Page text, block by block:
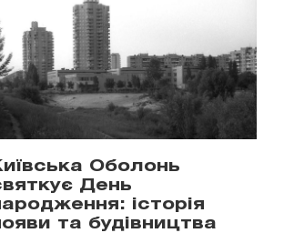
Оболонь
День
історія
та будівництва